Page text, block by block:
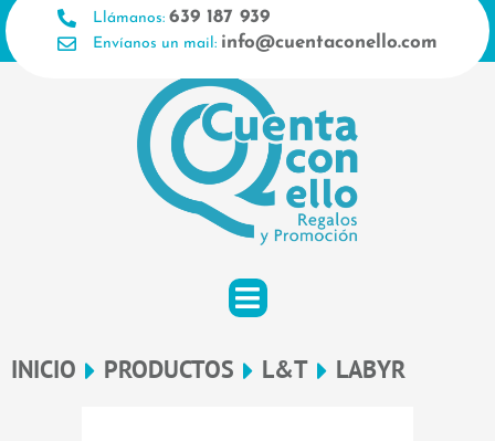
Ir
al
contenido
Llámanos: 639 187 939
Envíanos un mail: info@cuentaconello.com
INICIO PRODUCTOS L&T LABYR